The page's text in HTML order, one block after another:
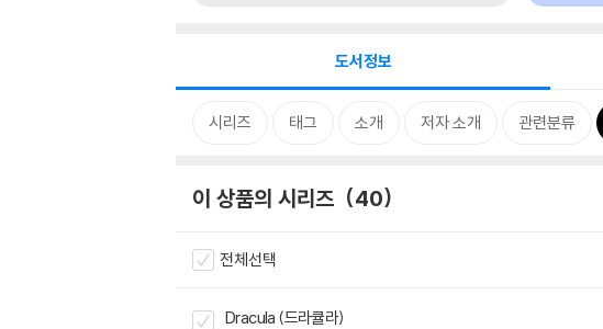
도서정보
시리즈 태그 소개 저자 소개 관련분류
이 상품의 시리즈 40
전체선택
Dracula (드라큘라)